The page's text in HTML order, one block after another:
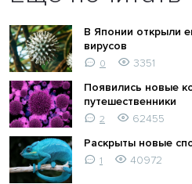
В Японии открыли
вирусов
0
3351
Появились новые
путешественники
2
62455
Раскрыты новые
1 40972